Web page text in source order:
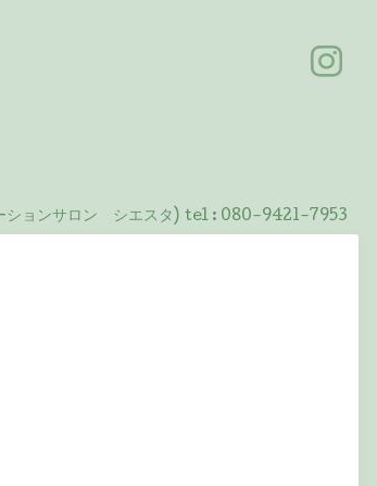
ョンサロン シエスタ) tel : 080-9421-7953